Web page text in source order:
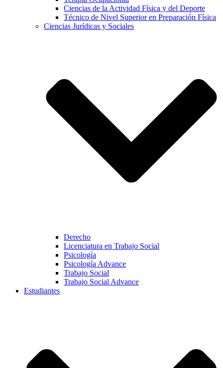
Ciencias de la Actividad Física y del Deporte
Técnico de Nivel Superior en Preparación Física
Ciencias Jurídicas y Sociales
Derecho
Licenciatura en Trabajo Social
Psicología
Psicología Advance
Trabajo Social
Trabajo Social Advance
Estudiantes